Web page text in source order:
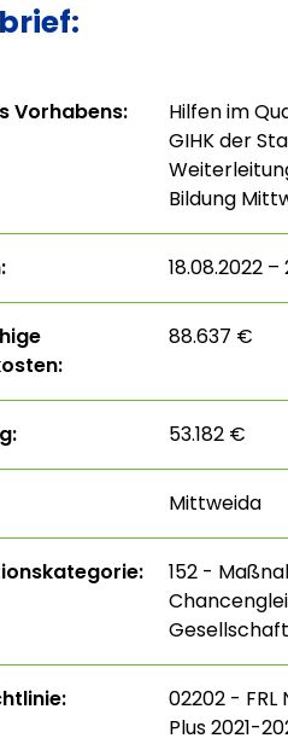
Vorhabens:
Hilfen im
GIHK der
Bildung
18.08.2022
88.637 €
53.182 €
Mittweida
152 -
Gesellschaft
02202 -
Plus 2021-